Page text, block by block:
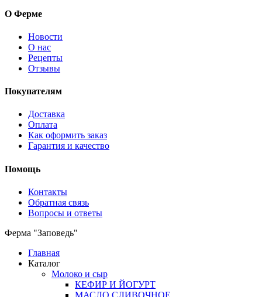
О Ферме
Новости
О нас
Рецепты
Отзывы
Покупателям
Доставка
Оплата
Как оформить заказ
Гарантия и качество
Помощь
Контакты
Обратная связь
Вопросы и ответы
Ферма "Заповедь"
Главная
Каталог
Молоко и сыр
КЕФИР И ЙОГУРТ
МАСЛО СЛИВОЧНОЕ